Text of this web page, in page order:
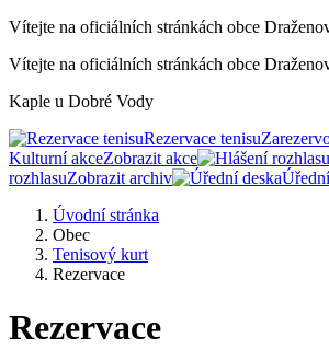
Vítejte na oficiálních stránkách obce
Vítejte na oficiálních stránkách obce
Kaple u Dobré Vody
Rezervace tenisu
Kulturní akceZobrazit akce
rozhlasuZobrazit archiv
Úvodní stránka
Obec
Tenisový kurt
Rezervace
Rezervace